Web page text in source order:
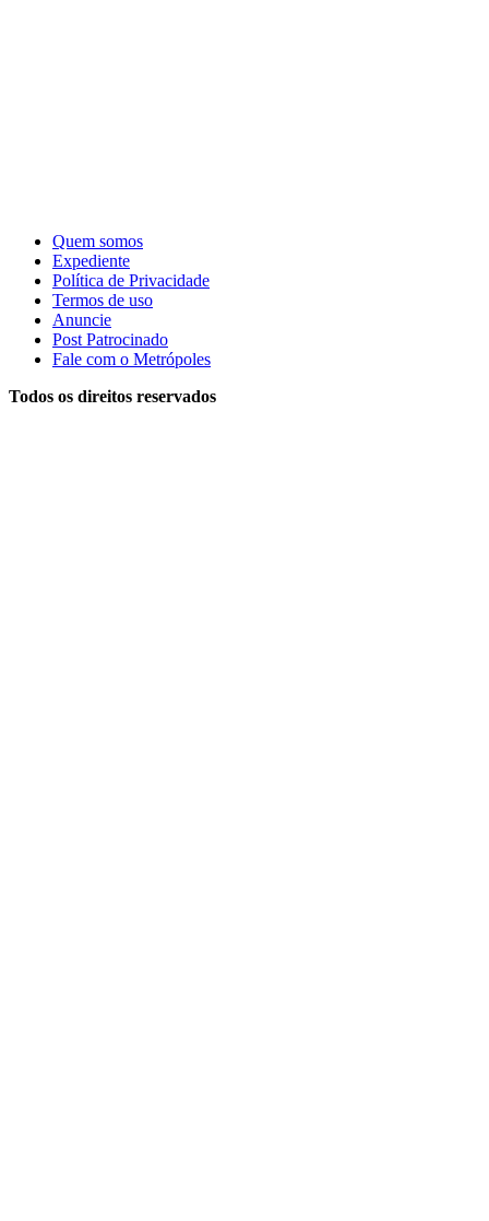
Quem somos
Expediente
Política de Privacidade
Termos de uso
Anuncie
Post Patrocinado
Fale com o Metrópoles
Todos os direitos reservados